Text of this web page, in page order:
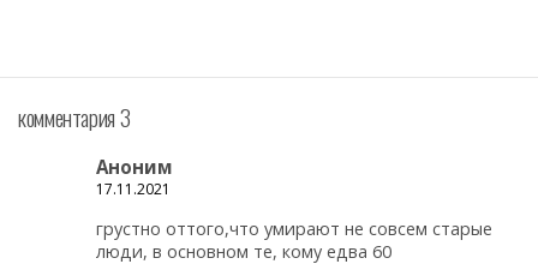
комментария 3
Аноним
17.11.2021
грустно оттого,что умирают не совсем старые
люди, в основном те, кому едва 60